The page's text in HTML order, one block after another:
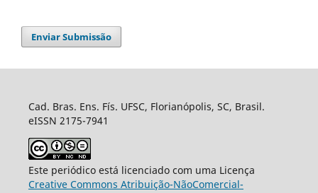
Enviar Submissão
Cad. Bras. Ens. Fís. UFSC, Florianópolis, SC, Brasil.
eISSN 2175-7941
Este periódico está licenciado com uma Licença
Creative Commons Atribuição-NãoComercial-